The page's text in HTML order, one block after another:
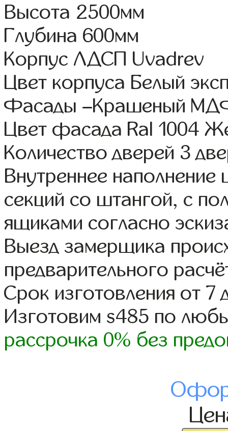
Высота 2500мм
Глубина 600мм
Корпус ЛДСП Uvadrev
Цвет корпуса Белый
Фасады –Крашеный
Цвет фасада Ral 1004
Количество дверей 3
Внутреннее
секций со штангой, с
ящиками согласно
Выезд замерщика
предварительного
Срок изготовления от 7
Изготовим s485 по
рассрочка 0% без